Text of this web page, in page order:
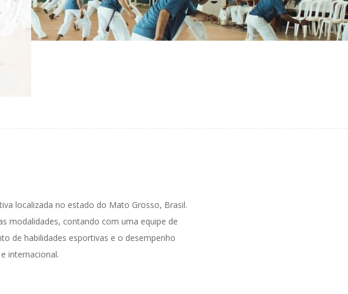
localizada no estado do Mato Grosso, Brasil.
modalidades, contando com uma equipe de
de habilidades esportivas e o desempenho
internacional.